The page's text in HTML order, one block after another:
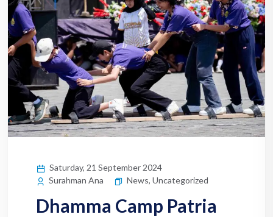
Saturday, 21 September 2024
Surahman Ana
News, Uncategorized
Dhamma Camp Patria